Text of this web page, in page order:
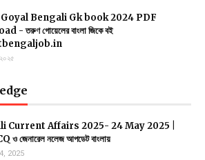
Bengali Gk book 2024 PDF
- তরুণ গোয়েলের বাংলা জিকে বই
Current Affairs 2025- 24 May 2025 |
ও জেনারেল নলেজ আপডেট বাংলায়
2025